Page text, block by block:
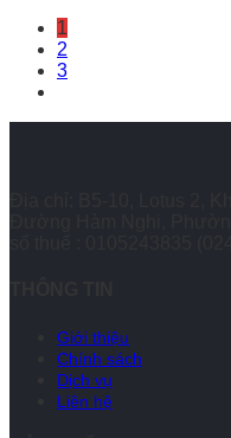
1
2
3
Giới thiệu
Chính sách
Dịch vụ
Liên hệ